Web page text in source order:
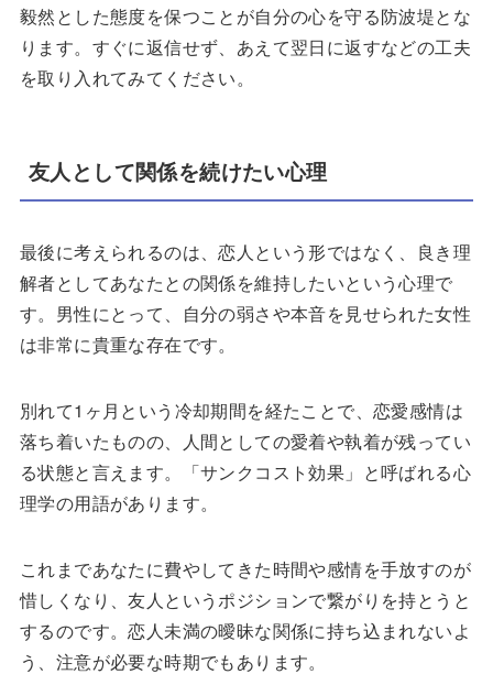
毅然とした態度を保つことが自分の心を守る防波堤とな
ります。すぐに返信せず、あえて翌日に返すなどの工夫
を取り入れてみてください。
友人として関係を続けたい心理
最後に考えられるのは、恋人という形ではなく、良き理
解者としてあなたとの関係を維持したいという心理で
す。男性にとって、自分の弱さや本音を見せられた女性
は非常に貴重な存在です。
別れて1ヶ月という冷却期間を経たことで、恋愛感情は
落ち着いたものの、人間としての愛着や執着が残ってい
る状態と言えます。「サンクコスト効果」と呼ばれる心
理学の用語があります。
これまであなたに費やしてきた時間や感情を手放すのが
惜しくなり、友人というポジションで繋がりを持とうと
するのです。恋人未満の曖昧な関係に持ち込まれないよ
う、注意が必要な時期でもあります。